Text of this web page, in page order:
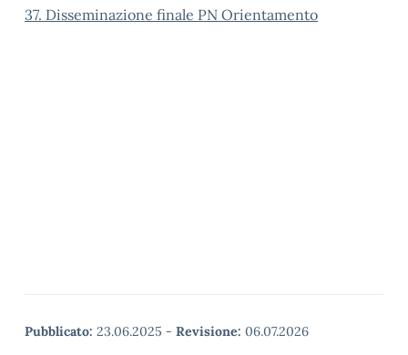
37. Disseminazione finale PN Orientamento
Pubblicato: 23.06.2025 - Revisione: 06.07.2026